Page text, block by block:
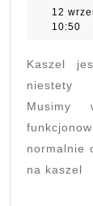
12
10:50
Kaszel
niestety
Musimy
normalnie
na kaszel